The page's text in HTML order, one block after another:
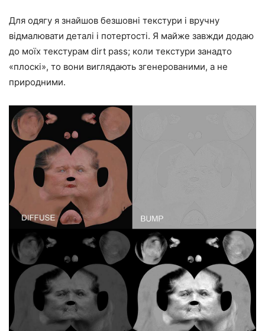
Для одягу я знайшов безшовні текстури і вручну
відмалювати деталі і потертості. Я майже завжди додаю
до моїх текстурам dirt pass; коли текстури занадто
«плоскі», то вони виглядають згенерованими, а не
природними.